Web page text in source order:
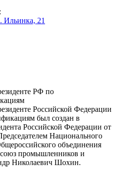
Ильинка, 21
РФ по
Российской Федерации
был создан в
Российской Федерации от
Национального
объединения
союз промышленников и
Николаевич Шохин.